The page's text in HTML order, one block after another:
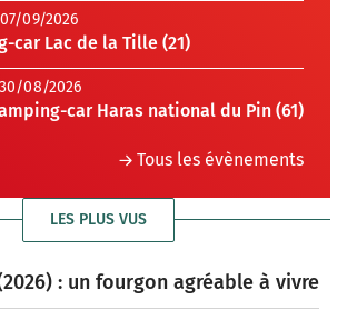
09/2026
car Lac de la Tille (21)
08/2026
car Haras national du Pin (61)
Tous les évènements
LES PLUS VUS
: un fourgon agréable à vivre